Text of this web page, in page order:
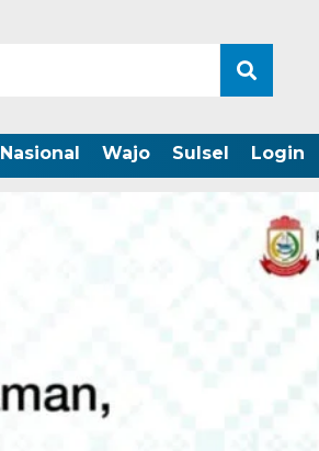
Nasional Wajo Sulsel Login